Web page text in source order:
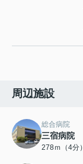
周辺施設
総合病院
三宿病院
278ｍ（4分）